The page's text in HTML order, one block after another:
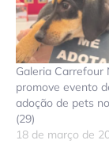
Galeria Carrefour
promove evento
adoção de pets
(29)
18 de março de